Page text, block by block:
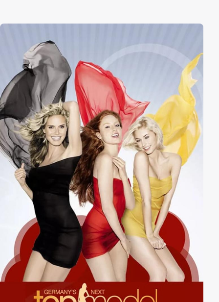
ein Attentat auszuführen. Es geht darum, bei einer
Fashion-Show den malaiischen Premierminister zu
eliminieren, der mit einem angestrebten Verbot von
Kinderarbeit in seinem Land die internationale
Modebranche gefährdet. Die Enthüllungsjournalistin
Matilda Jeffries ist Mugato jedoch dabei, ihm das
Handwerk zu legen ...